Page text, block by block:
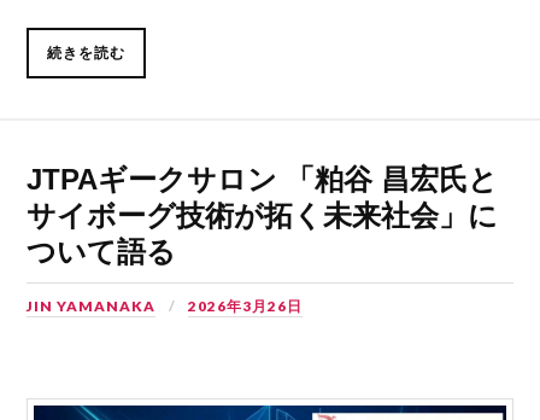
続きを読む
JTPAギークサロン 「粕谷 昌宏氏と
サイボーグ技術が拓く未来社会」に
ついて語る
JIN YAMANAKA 2026年3月26日